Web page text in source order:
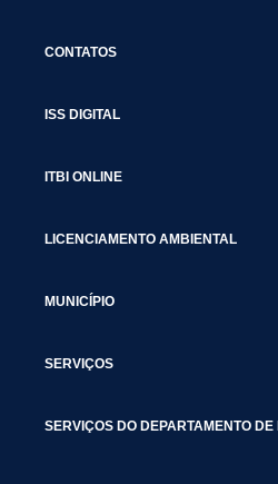
CONTATOS
ISS DIGITAL
ITBI ONLINE
LICENCIAMENTO AMBIENTAL
MUNICÍPIO
SERVIÇOS
SERVIÇOS DO DEPARTAMENTO